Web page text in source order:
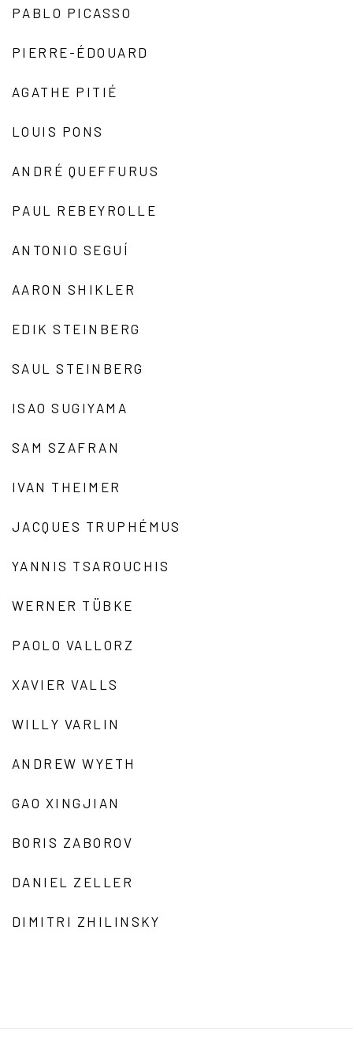
PABLO PICASSO
PIERRE-ÉDOUARD
AGATHE PITIÉ
LOUIS PONS
ANDRÉ QUEFFURUS
PAUL REBEYROLLE
ANTONIO SEGUÍ
AARON SHIKLER
EDIK STEINBERG
SAUL STEINBERG
ISAO SUGIYAMA
SAM SZAFRAN
IVAN THEIMER
JACQUES TRUPHÉMUS
YANNIS TSAROUCHIS
WERNER TÜBKE
PAOLO VALLORZ
XAVIER VALLS
WILLY VARLIN
ANDREW WYETH
GAO XINGJIAN
BORIS ZABOROV
DANIEL ZELLER
DIMITRI ZHILINSKY